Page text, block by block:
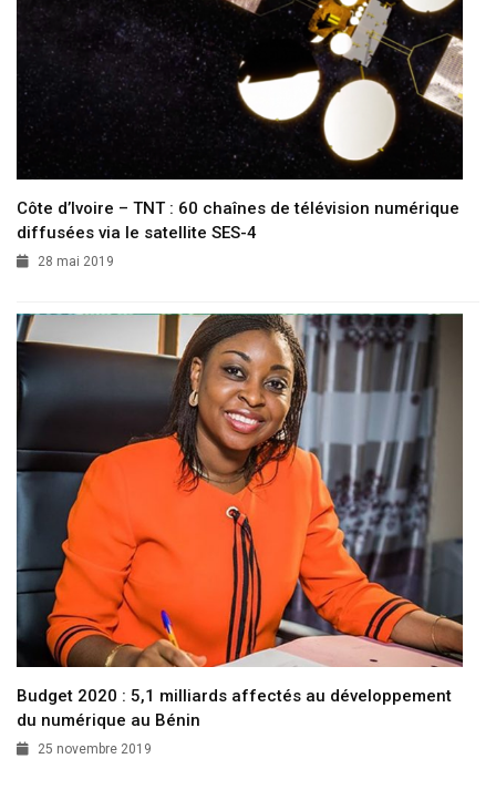
Côte d’Ivoire – TNT : 60 chaînes de télévision numérique
diffusées via le satellite SES-4
28 mai 2019
Budget 2020 : 5,1 milliards affectés au développement
du numérique au Bénin
25 novembre 2019